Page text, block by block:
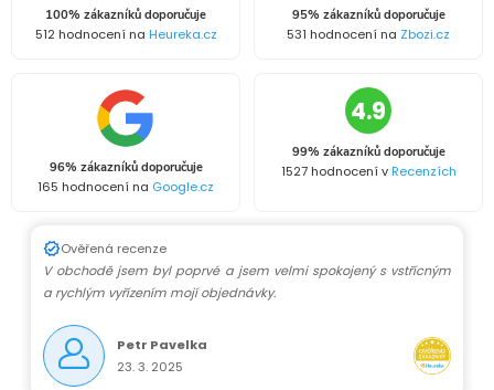
100% zákazníků doporučuje
512 hodnocení na Heureka.cz
95% zákazníků doporučuje
531 hodnocení na Zbozi.cz
96% zákazníků doporučuje
165 hodnocení na Google.cz
4.9
99% zákazníků doporučuje
1527 hodnocení vRecenzích
Ověřená recenze
V obchodě jsem byl poprvé a jsem velmi spokojený s vstřícným
a rychlým vyřízením mojí objednávky.
Petr Pavelka
23. 3. 2025